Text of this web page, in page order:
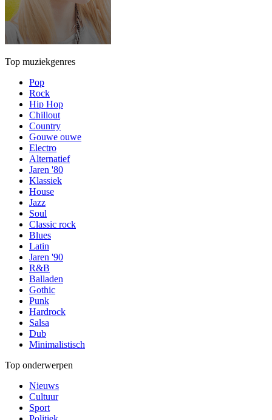
Top muziekgenres
Pop
Rock
Hip Hop
Chillout
Country
Gouwe ouwe
Electro
Alternatief
Jaren '80
Klassiek
House
Jazz
Soul
Classic rock
Blues
Latin
Jaren '90
R&B
Balladen
Gothic
Punk
Hardrock
Salsa
Dub
Minimalistisch
Top onderwerpen
Nieuws
Cultuur
Sport